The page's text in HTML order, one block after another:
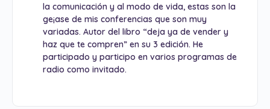
la comunicación y al modo de vida, estas son la
ge¡ase de mis conferencias que son muy
variadas. Autor del libro “deja ya de vender y
haz que te compren” en su 3 edición. He
participado y participo en varios programas de
radio como invitado.